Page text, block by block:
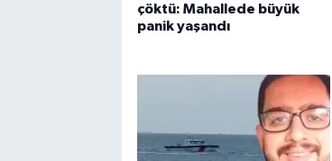
çöktü: Mahallede büyük
panik yaşandı